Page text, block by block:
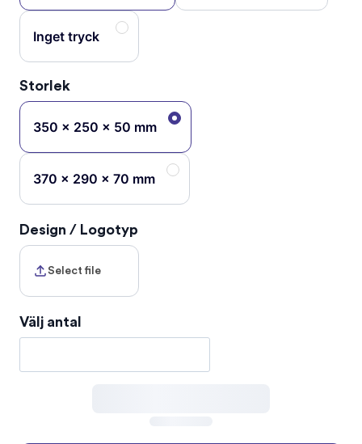
Inget tryck
Storlek
350 x 250 x 50 mm
370 x 290 x 70 mm
Design / Logotyp
Select file
Välj antal